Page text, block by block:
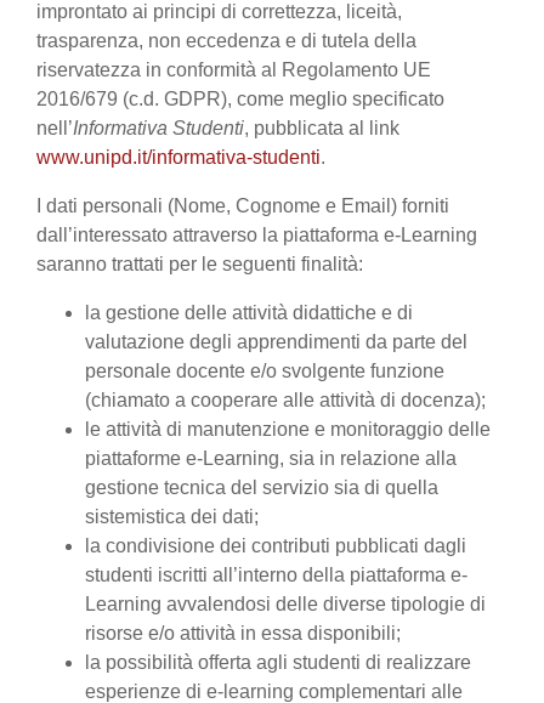
improntato ai principi di correttezza, liceità,
trasparenza, non eccedenza e di tutela della
riservatezza in conformità al Regolamento UE
2016/679 (c.d. GDPR), come meglio specificato
nell’Informativa Studenti, pubblicata al link
www.unipd.it/informativa-studenti.
I dati personali (Nome, Cognome e Email) forniti
dall’interessato attraverso la piattaforma e-Learning
saranno trattati per le seguenti finalità:
la gestione delle attività didattiche e di
valutazione degli apprendimenti da parte del
personale docente e/o svolgente funzione
(chiamato a cooperare alle attività di docenza);
le attività di manutenzione e monitoraggio delle
piattaforme e-Learning, sia in relazione alla
gestione tecnica del servizio sia di quella
sistemistica dei dati;
la condivisione dei contributi pubblicati dagli
studenti iscritti all’interno della piattaforma e-
Learning avvalendosi delle diverse tipologie di
risorse e/o attività in essa disponibili;
la possibilità offerta agli studenti di realizzare
esperienze di e-learning complementari alle